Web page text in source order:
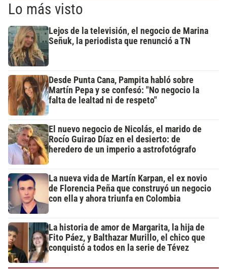
Lo más visto
Lejos de la televisión, el negocio de Marina
Señuk, la periodista que renunció a TN
Desde Punta Cana, Pampita habló sobre
Martín Pepa y se confesó: "No negocio la
falta de lealtad ni de respeto"
El nuevo negocio de Nicolás, el marido de
Rocío Guirao Díaz en el desierto: de
heredero de un imperio a astrofotógrafo
La nueva vida de Martín Karpan, el ex novio
de Florencia Peña que construyó un negocio
con ella y ahora triunfa en Colombia
La historia de amor de Margarita, la hija de
Fito Páez, y Balthazar Murillo, el chico que
conquistó a todos en la serie de Tévez